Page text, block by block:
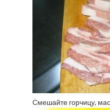
Смешайте горчицу,